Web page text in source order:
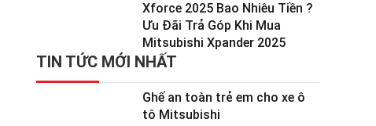
Xforce 2025 Bao Nhiêu Tiền ?
Ưu Đãi Trả Góp Khi Mua
Mitsubishi Xpander 2025
TIN TỨC MỚI NHẤT
Ghế an toàn trẻ em cho xe ô
tô Mitsubishi